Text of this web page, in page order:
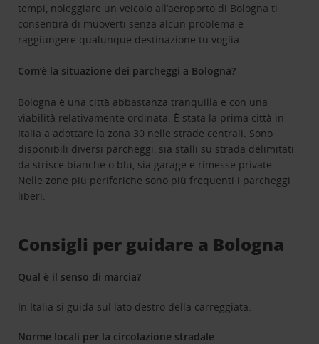
tempi, noleggiare un veicolo all’aeroporto di Bologna ti
consentirà di muoverti senza alcun problema e
raggiungere qualunque destinazione tu voglia.
Com’è la situazione dei parcheggi a Bologna?
Bologna è una città abbastanza tranquilla e con una
viabilità relativamente ordinata. È stata la prima città in
Italia a adottare la zona 30 nelle strade centrali. Sono
disponibili diversi parcheggi, sia stalli su strada delimitati
da strisce bianche o blu, sia garage e rimesse private.
Nelle zone più periferiche sono più frequenti i parcheggi
liberi.
Consigli per guidare a Bologna
Qual è il senso di marcia?
In Italia si guida sul lato destro della carreggiata.
Norme locali per la circolazione stradale